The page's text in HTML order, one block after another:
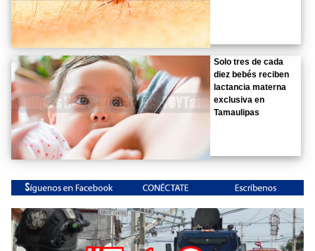
Solo tres de cada
diez bebés reciben
lactancia materna
exclusiva en
Tamaulipas